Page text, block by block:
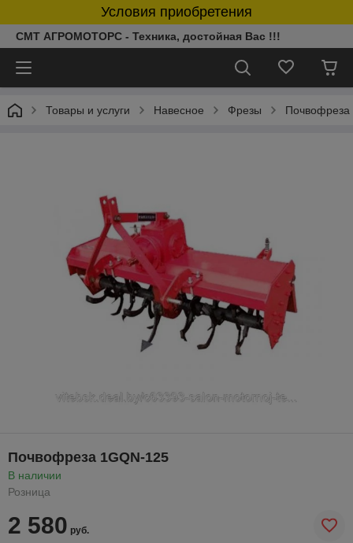
Условия приобретения
СМТ АГРОМОТОРС - Техника, достойная Вас !!!
Товары и услуги Навесное Фрезы Почвофреза
Почвофреза 1GQN-125
В наличии
Розница
2 580 руб.